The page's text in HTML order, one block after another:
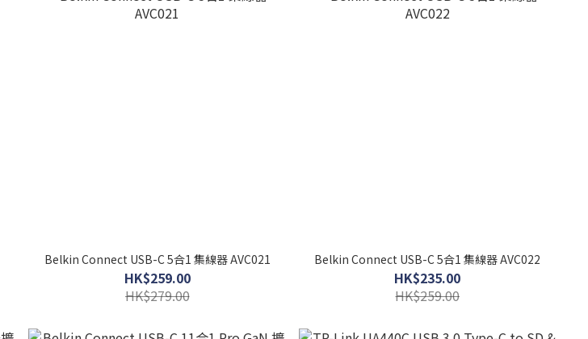
Belkin Connect USB-C 5合1 集線器 AVC021
HK$259.00
HK$279.00
Belkin Connect USB-C 5合1 集線器 AVC022
HK$235.00
HK$259.00